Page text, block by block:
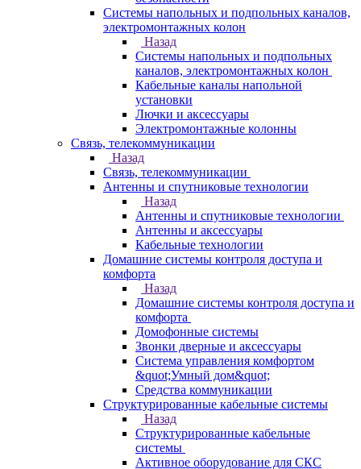
Системы напольных и подпольных каналов,
электромонтажных колон
Назад
Системы напольных и подпольных
каналов, электромонтажных колон
Кабельные каналы напольной
установки
Лючки и аксессуары
Электромонтажные колонны
Связь, телекоммуникации
Назад
Связь, телекоммуникации
Антенны и спутниковые технологии
Назад
Антенны и спутниковые технологии
Антенны и аксессуары
Кабельные технологии
Домашние системы контроля доступа и
комфорта
Назад
Домашние системы контроля доступа и
комфорта
Домофонные системы
Звонки дверные и аксессуары
Система управления комфортом
&quot;Умный дом&quot;
Средства коммуникации
Структурированные кабельные системы
Назад
Структурированные кабельные
системы
Активное оборудование для СКС